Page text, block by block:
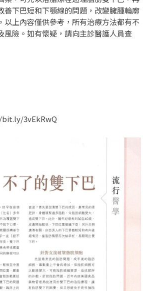
善下巴短和下顎線的問題，改變臃腫輪廓
以上內容僅供參考，所有治療方法都有不
風險。如有懷疑，請向主診醫護人員查
3vEkRwQ